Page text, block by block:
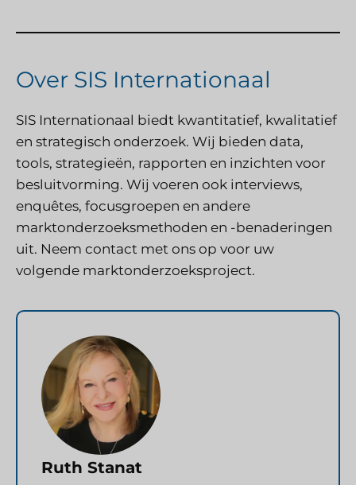
Over SIS Internationaal
SIS Internationaal biedt kwantitatief, kwalitatief
en strategisch onderzoek. Wij bieden data,
tools, strategieën, rapporten en inzichten voor
besluitvorming. Wij voeren ook interviews,
enquêtes, focusgroepen en andere
marktonderzoeksmethoden en -benaderingen
uit. Neem contact met ons op voor uw
volgende marktonderzoeksproject.
Ruth Stanat